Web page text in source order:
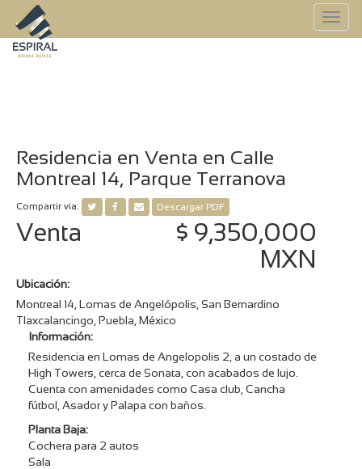
Residencia en Venta en Calle
Montreal 14, Parque Terranova
Compartir via: Descargar PDF
Venta
$ 9,350,000
MXN
Ubicación:
Montreal 14, Lomas de Angelópolis, San Bernardino
Tlaxcalancingo, Puebla, México
Información:
Residencia en Lomas de Angelopolis 2, a un costado de
High Towers, cerca de Sonata, con acabados de lujo.
Cuenta con amenidades como Casa club, Cancha
fútbol, Asador y Palapa con baños.
Planta Baja:
Cochera para 2 autos
Sala